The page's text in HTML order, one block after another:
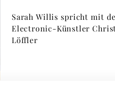
Sarah Willis spricht mit
Electronic-Künstler
Löffler